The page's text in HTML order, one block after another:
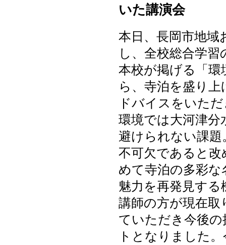
いた講演会
本日、長岡市地域
し、全校総合学
本校が掲げる「環
ら、寺泊を盛り
ドバイスをいた
環境では大河津分
避けられない課
不可欠であると
めて寺泊の多彩
魅力を再発見す
講師の方が現在
ていただき今後
トとなりました